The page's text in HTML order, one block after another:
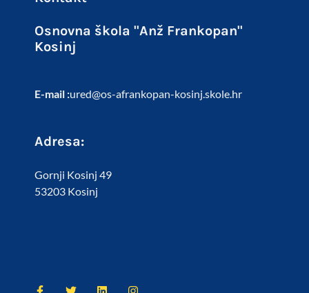
Osnovna škola "Anž Frankopan"
Kosinj
E-mail :ured@os-afrankopan-kosinj.skole.hr
Adresa:
Gornji Kosinj 49
53203 Kosinj